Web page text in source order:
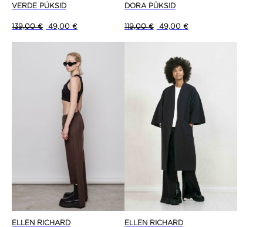
VERDE PÜKSID
139,00€ Algne hind oli: 139,00 €.
49,00 €Current price is: 49,00 €.
DORA PÜKSID
119,00€ Algne hind oli: 119,00 €.
49,00 €Current price is:
ELLEN RICHARD
ELLEN RICHARD